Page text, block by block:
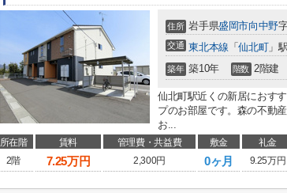
住所 岩手県盛岡市向中野
交通 東北本線 「仙北町」
築年 築10年 階数 2階建
仙北町駅近くの新居におす
プのお部屋です。森の不動
お...
所在階 賃料 管理費・共益費 敷金 礼金
2階
7.25万円 2,300円 0ヶ月 9.25万円